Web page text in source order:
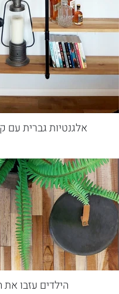
אלגנטיות גברית עם
הילדים עזבו את